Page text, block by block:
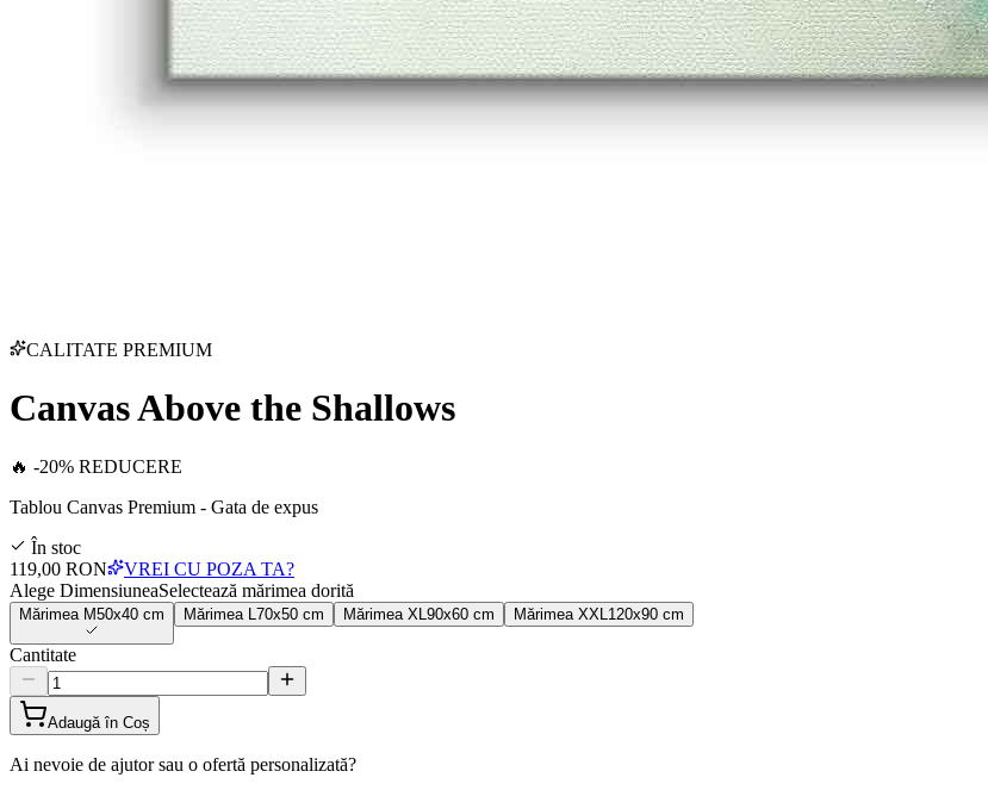
CALITATE PREMIUM
Canvas Above the Shallows
🔥 -20% REDUCERE
Tablou Canvas Premium - Gata de expus
În stoc
119,00 RON
VREI CU POZA TA?
Alege DimensiuneaSelectează mărimea dorită
Mărimea M50x40 cm Mărimea 70x50 cm Mărimea XL 90x60 cm Mărimea XXL 120x90 cm
Cantitate
Adaugă în Coș
Ai nevoie de ajutor sau o ofertă personalizată?